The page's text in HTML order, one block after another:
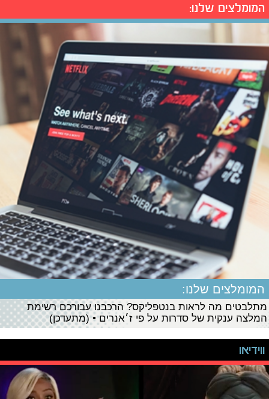
המומלצים שלנו:
המומלצים שלנו:
מתלבטים מה לראות בנטפליקס? הרכבנו עבורכם רשימת
המלצה ענקית של סדרות על פי ז׳אנרים • (מתעדכן)
ווידיאו